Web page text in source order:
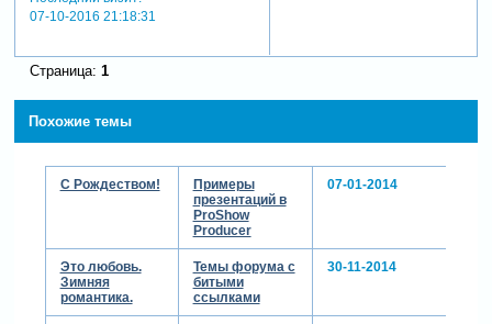
07-10-2016 21:18:31
Страница: 1
Похожие темы
С Рождеством!
Примеры
презентаций в
ProShow
Producer
07-01-2014
Это любовь.
Зимняя
романтика.
Темы форума с
битыми
ссылками
30-11-2014